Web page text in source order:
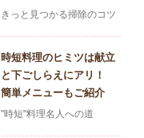
きっと見つかる掃除のコツ
時短料理のヒミツは献立
と下ごしらえにアリ！
簡単メニューもご紹介
"時短"料理名人への道